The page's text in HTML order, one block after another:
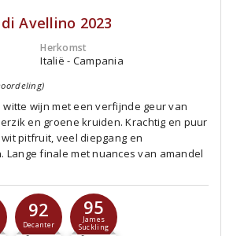
Avellino 2023
Herkomst
Italië - Campania
witte wijn met een verfijnde geur van
en groene kruiden. Krachtig en puur
pitfruit, veel diepgang en
Lange finale met nuances van amandel
92
Decanter
95
James
Suckling